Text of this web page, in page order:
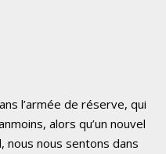
l’armée de réserve, qui
alors qu’un nouvel
nous nous sentons dans